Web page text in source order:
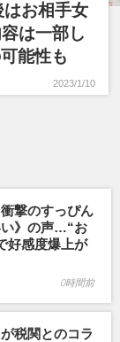
お相手女
は一部し
能性も
2023/1/10
撃のすっぴん
い》の声…“お
好感度爆上が
0時間前
税関とのコラ